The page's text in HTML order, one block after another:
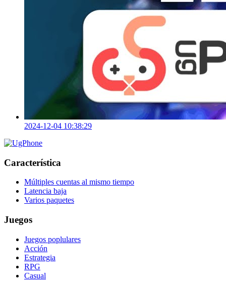
2024-12-04 10:38:29
Característica
Múltiples cuentas al mismo tiempo
Latencia baja
Varios paquetes
Juegos
Juegos poplulares
Acción
Estrategia
RPG
Casual